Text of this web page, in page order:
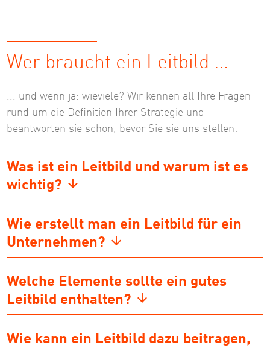
Wer braucht ein Leitbild ...
... und wenn ja: wieviele? Wir kennen all Ihre Fragen
rund um die Definition Ihrer Strategie und
beantworten sie schon, bevor Sie sie uns stellen:
Was ist ein Leitbild und warum ist es
wichtig?
Wie erstellt man ein Leitbild für ein
Unternehmen?
Welche Elemente sollte ein gutes
Leitbild enthalten?
Wie kann ein Leitbild dazu beitragen,